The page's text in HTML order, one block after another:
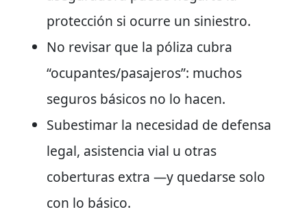
protección si ocurre un siniestro.
No revisar que la póliza cubra
“ocupantes/pasajeros”: muchos
seguros básicos no lo hacen.
Subestimar la necesidad de defensa
legal, asistencia vial u otras
coberturas extra —y quedarse solo
con lo básico.